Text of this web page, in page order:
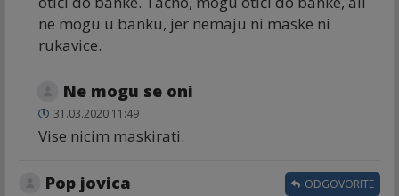
ne mogu u banku, jer nemaju ni maske ni
rukavice.
Ne mogu se oni
31.03.2020 11:49
Vise nicim maskirati.
Pop jovica ODGOVORITE